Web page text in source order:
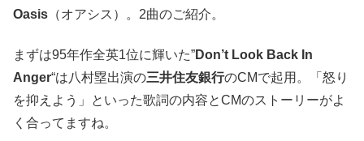
Oasis （オアシス）。2曲のご紹介。
まずは95年作全英1位に輝いた”Don’t Look Back In
Anger“は八村塁出演の三井住友銀行のCMで起用。「怒り
を抑えよう」といった歌詞の内容とCMのストーリーがよ
く合ってますね。